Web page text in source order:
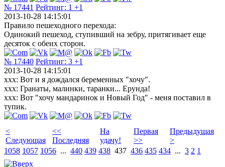
№ 17441 Рейтинг: 1 +1
2013-10-28 14:15:01
Правило пешеходного перехода:
Одинокий пешеход, ступивший на зебру, притягивает еще
десяток с обеих сторон.
№ 17440 Рейтинг: 3 +1
2013-10-28 14:15:01
xxx: Вот и я дождался беременных "хочу".
xxx: Гранаты, малинки, таранки... Ерунда!
xxx: Вот "хочу мандаринок и Новый Год" - меня поставил в
тупик.
<
Следующая
<<
Последняя
На
удачу!
Первая
>>
Предыдущая
>
1058 1057 1056 ... 440 439 438 437 436 435 434 ... 3 2 1